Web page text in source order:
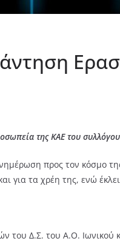
της ΚΑΕ του
προς τον κόσμο
για τα χρέη της, ενώ
του Δ.Σ. του Α.Ο. Ιωνικού